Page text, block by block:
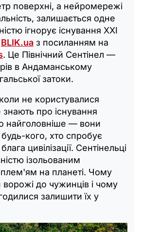
поверхні, а нейромережі
залишається одне
ігнорує існування XXI
BLIK.ua з посиланням на
. Це Північний Сентінел —
в Андаманському
затоки.
не користувалися
знають про існування
найголовніше — вони
будь-кого, хто спробує
цивілізації. Сентінельці
ізольованим
на планеті. Чому
ворожі до чужинців і чому
залишити їх у